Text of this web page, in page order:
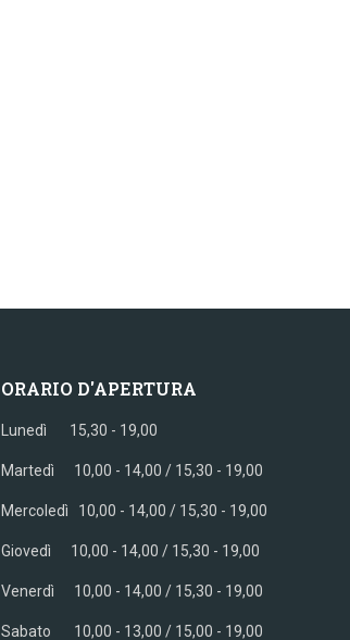
ORARIO D'APERTURA
Lunedì 15,30 - 19,00
Martedì 10,00 - 14,00 / 15,30 - 19,00
Mercoledì 10,00 - 14,00 / 15,30 - 19,00
Giovedì 10,00 - 14,00 / 15,30 - 19,00
Venerdì 10,00 - 14,00 / 15,30 - 19,00
Sabato 10,00 - 13,00 / 15,00 - 19,00